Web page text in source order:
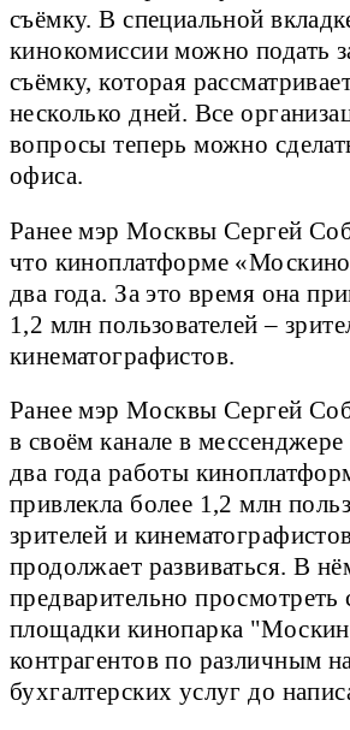
съёмку. В специальной
кинокомиссии можно подать
съёмку, которая
несколько дней. Все
вопросы теперь можно
офиса.
Ранее мэр Москвы Сергей
что киноплатформе
два года. За это время она
1,2 млн пользователей –
кинематографистов.
Ранее мэр Москвы Сергей
в своём канале в
два года работы
привлекла более 1,2 млн
зрителей и
продолжает развиваться. В
предварительно просмотреть
площадки кинопарка
контрагентов по различным
бухгалтерских услуг до